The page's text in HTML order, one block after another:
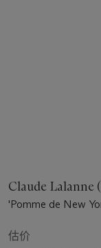
Claude Lalanne
'Pomme de New
估价